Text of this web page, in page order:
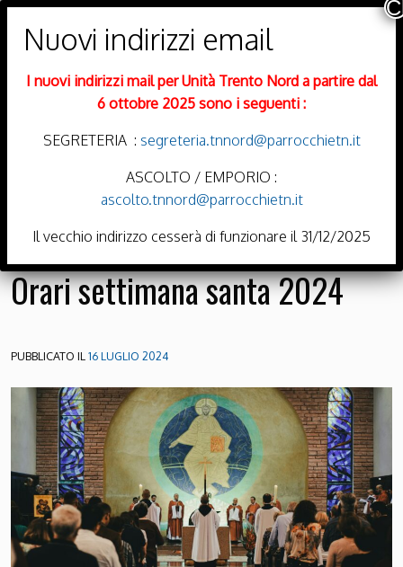
Trento Nord
DIOCESI DI TRENTO
Orari settimana santa 2024
PUBBLICATO IL16 LUGLIO 2024
I nuovi indirizzi mail per Unità Trento Nord a partire dal
6 ottobre 2025 sono i seguenti :
SEGRETERIA : segreteria.tnnord@parrocchietn.it
ASCOLTO / EMPORIO :
ascolto.tnnord@parrocchietn.it
Il vecchio indirizzo cesserà di funzionare il 31/12/2025